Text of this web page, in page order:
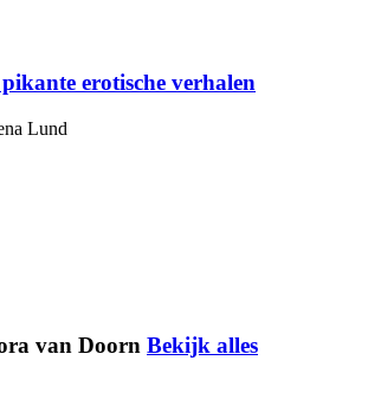
erotische verhalen
Lund
van Doorn Bekijk alles